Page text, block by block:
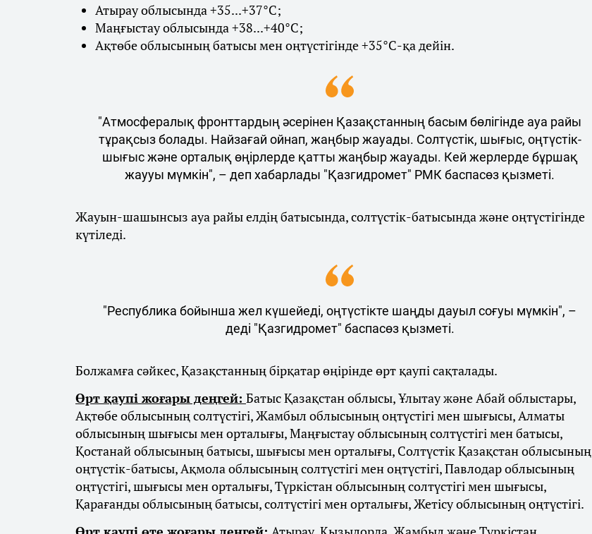
Атырау облысында +35...+37°С;
Маңғыстау облысында +38...+40°С;
Ақтөбе облысының батысы мен оңтүстігінде +35°С-қа дейін.
"Атмосфералық фронттардың әсерінен Қазақстанның басым бөлігінде ауа райы
тұрақсыз болады. Найзағай ойнап, жаңбыр жауады. Солтүстік, шығыс, оңтүстік-
шығыс және орталық өңірлерде қатты жаңбыр жауады. Кей жерлерде бұршақ
жаууы мүмкін", – деп хабарлады "Қазгидромет" РМК баспасөз қызметі.
Жауын-шашынсыз ауа райы елдің батысында, солтүстік-батысында және оңтүстігінде
күтіледі.
"Республика бойынша жел күшейеді, оңтүстікте шаңды дауыл соғуы мүмкін", –
деді "Қазгидромет" баспасөз қызметі.
Болжамға сәйкес, Қазақстанның бірқатар өңірінде өрт қаупі сақталады.
Өрт қаупі жоғары деңгей: Батыс Қазақстан облысы, Ұлытау және Абай облыстары,
Ақтөбе облысының солтүстігі, Жамбыл облысының оңтүстігі мен шығысы, Алматы
облысының шығысы мен орталығы, Маңғыстау облысының солтүстігі мен батысы,
Қостанай облысының батысы, шығысы мен орталығы, Солтүстік Қазақстан облысының
оңтүстік-батысы, Ақмола облысының солтүстігі мен оңтүстігі, Павлодар облысының
оңтүстігі, шығысы мен орталығы, Түркістан облысының солтүстігі мен шығысы,
Қарағанды облысының батысы, солтүстігі мен орталығы, Жетісу облысының оңтүстігі.